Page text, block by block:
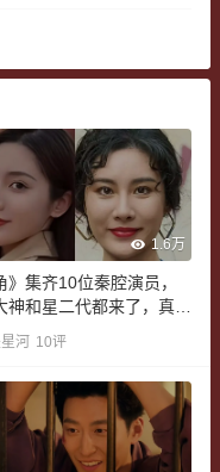
1.6万
》集齐10位秦腔演员，
神和星二代都来了，真卧
河 10评